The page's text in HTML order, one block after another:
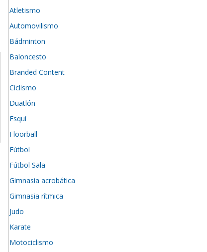
Atletismo
Automovilismo
Bádminton
Baloncesto
Branded Content
Ciclismo
Duatlón
Esquí
Floorball
Fútbol
Fútbol Sala
Gimnasia acrobática
Gimnasia rítmica
Judo
Karate
Motociclismo